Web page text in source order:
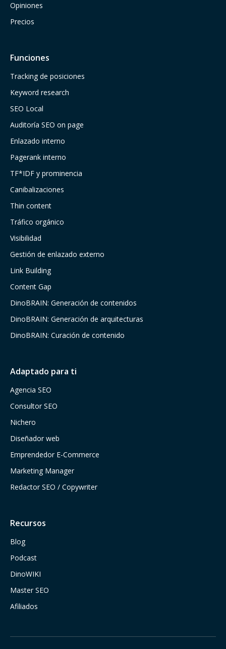
Opiniones
Precios
Funciones
Tracking de posiciones
Keyword research
SEO Local
Auditoría SEO on page
Enlazado interno
Pagerank interno
TF*IDF y prominencia
Canibalizaciones
Thin content
Tráfico orgánico
Visibilidad
Gestión de enlazado externo
Link Building
Content Gap
DinoBRAIN: Generación de contenidos
DinoBRAIN: Generación de arquitecturas
DinoBRAIN: Curación de contenido
Adaptado para ti
Agencia SEO
Consultor SEO
Nichero
Diseñador web
Emprendedor E-Commerce
Marketing Manager
Redactor SEO / Copywriter
Recursos
Blog
Podcast
DinoWIKI
Master SEO
Afiliados